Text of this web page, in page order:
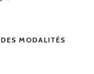
MODALITÉS